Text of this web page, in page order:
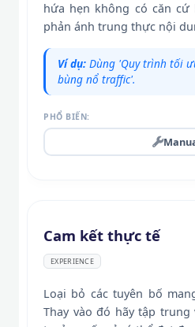
hứa hẹn không có căn cứ
phản ánh trung thực nội
Ví dụ: Dùng 'Quy trình tối
bùng nổ traffic'.
PHỔ BIẾN:
Cam kết thực tế
EXPERIENCE
Loại bỏ các tuyên bố
Thay vào đó hãy tập trung